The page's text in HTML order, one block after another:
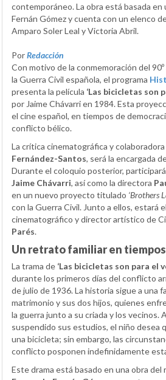
contemporáneo. La obra está basada
Fernán Gómez y cuenta con un elenco
Amparo Soler Leal y Victoria Abril.
PorRedacción
Con motivo de la conmemoración del
la Guerra Civil española, el programa
presenta la película ‘Las bicicletas son
por Jaime Chávarri en 1984. Esta
el cine español, en tiempos de
conflicto bélico.
La crítica cinematográfica y
Fernández-Santos, será la encargada
Durante el coloquio posterior,
Jaime Chávarri, así como la directora
en un nuevo proyecto titulado ‘Brothers
con la Guerra Civil. Junto a ellos, estará
cinematográfico y director artístico de
Parés.
Un retrato familiar en
La trama de ‘Las bicicletas son para el
durante los primeros días del conflicto
de julio de 1936. La historia sigue a una
matrimonio y sus dos hijos, quienes
la guerra junto a su criada y los vecinos.
suspendido sus estudios, el niño desea
una bicicleta; sin embargo, las
conflicto posponen indefinidamente
Este drama está basado en una obra